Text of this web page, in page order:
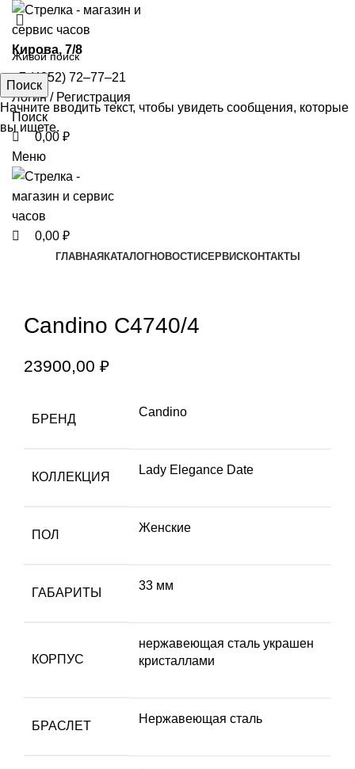
​Кирова, 7/8
+7 (4852) 72‒77‒21
Логин / Регистрация
Поиск
0,00 ₽
Меню
0,00 ₽
ГЛАВНАЯ КАТАЛОГНОВОСТИСЕРВИСКОНТАКТЫ
Candino C4740/4
23900,00 ₽
БРЕНД
Candino
КОЛЛЕКЦИЯ
Lady Elegance Date
ПОЛ
Женские
ГАБАРИТЫ
33 мм
КОРПУС
нержавеющая сталь украшен
кристаллами
БРАСЛЕТ
Нержавеющая сталь
Поиск
Начните вводить текст, чтобы увидеть сообщения, которые
вы ищете.
0